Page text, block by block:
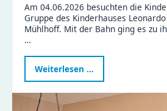
Am 04.06.2026 besuchten die
Gruppe des Kinderhauses
Mühlhoff. Mit der Bahn ging es zu
…
Weiterlesen …
bei
Imkerin